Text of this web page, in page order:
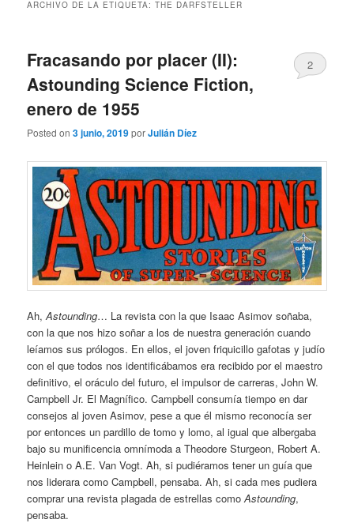
ARCHIVO DE LA ETIQUETA:THE DARFSTELLER
Fracasando por placer (II):
Astounding Science Fiction,
enero de 1955
Posted on3 junio, 2019porJulián Díez
2
Ah,Astounding… La revista con la que Isaac Asimov soñaba,
con la que nos hizo soñar a los de nuestra generación cuando
leíamos sus prólogos. En ellos, el joven friquicillo gafotas y judío
con el que todos nos identificábamos era recibido por el maestro
definitivo, el oráculo del futuro, el impulsor de carreras, John W.
Campbell Jr. El Magnífico. Campbell consumía tiempo en dar
consejos al joven Asimov, pese a que él mismo reconocía ser
por entonces un pardillo de tomo y lomo, al igual que albergaba
bajo su munificencia omnímoda a Theodore Sturgeon, Robert A.
Heinlein o A.E. Van Vogt. Ah, si pudiéramos tener un guía que
nos liderara como Campbell, pensaba. Ah, si cada mes pudiera
comprar una revista plagada de estrellas comoAstounding,
pensaba.